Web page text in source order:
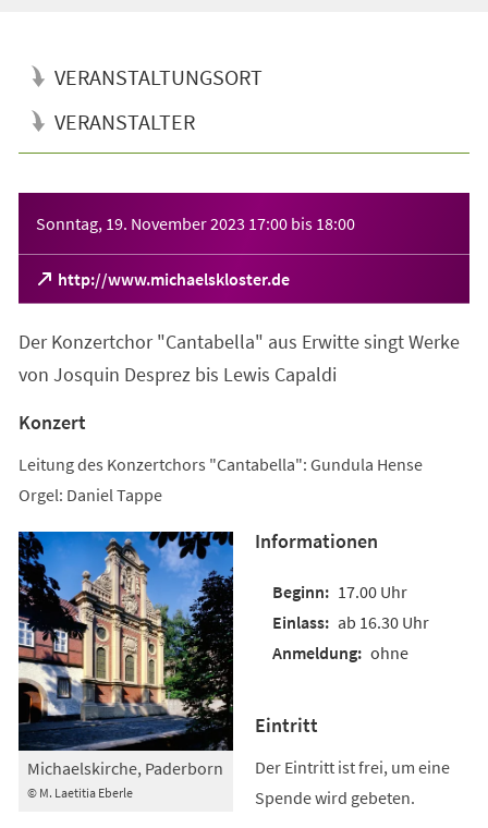
VERANSTALTUNGSORT
VERANSTALTER
Sonntag, 19. November 2023 17:00 bis 18:00
http://www.michaelskloster.de
(Öffnet
in
neuen
Tab)
Der Konzertchor "Cantabella" aus Erwitte singt Werke
von Josquin Desprez bis Lewis Capaldi
Konzert
Leitung des Konzertchors "Cantabella": Gundula Hense
Orgel: Daniel Tappe
© M. Laetitia Eberle
Michaelskirche, Paderborn
Informationen
17.00 Uhr
ab 16.30 Uhr
ohne
Eintritt
Der Eintritt ist frei, um eine
Spende wird gebeten.